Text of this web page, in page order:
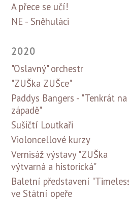
A přece se učí!
NE - Sněhuláci
2020
"Oslavný" orchestr
"ZUŠka ZUŠce"
Paddys Bangers - "Tenkrát na
západě"
Sušičtí Loutkaři
Violoncellové kurzy
Vernisáž výstavy "ZUŠka
výtvarná a historická"
Baletní představení
ve Státní opeře